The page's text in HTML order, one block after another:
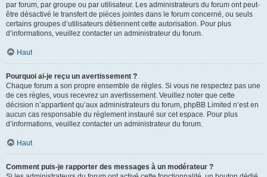
par forum, par groupe ou par utilisateur. Les administrateurs du forum ont peut-
être désactivé le transfert de pièces jointes dans le forum concerné, ou seuls
certains groupes d’utilisateurs détiennent cette autorisation. Pour plus
d’informations, veuillez contacter un administrateur du forum.
Haut
Pourquoi ai-je reçu un avertissement ?
Chaque forum a son propre ensemble de règles. Si vous ne respectez pas une
de ces règles, vous recevrez un avertissement. Veuillez noter que cette
décision n’appartient qu’aux administrateurs du forum, phpBB Limited n’est en
aucun cas responsable du règlement instauré sur cet espace. Pour plus
d’informations, veuillez contacter un administrateur du forum.
Haut
Comment puis-je rapporter des messages à un modérateur ?